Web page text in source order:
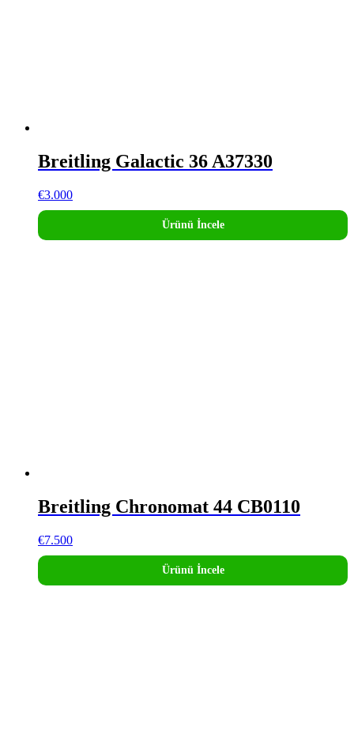
Breitling Galactic 36 A37330
€3.000
Ürünü İncele
Breitling Chronomat 44 CB0110
€7.500
Ürünü İncele